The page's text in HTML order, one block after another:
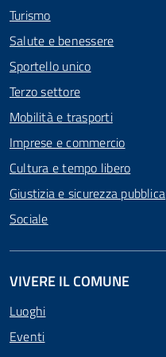
Turismo
Salute e benessere
Sportello unico
Terzo settore
Mobilità e trasporti
Imprese e commercio
Cultura e tempo libero
Giustizia e sicurezza pubblica
Sociale
VIVERE IL COMUNE
Luoghi
Eventi